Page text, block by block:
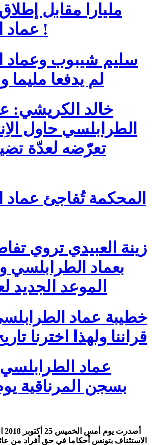
عماد الطرابلسي !
سليم شيبوب وعماد
لم يدفعا مليما
الطرابلسي حاول
تعرّضه لعدّة
المحكمة تُفاجئ
زينة العبيدي تروي
بعماد
الموعد الجديد
خطيبة عماد
قراننا ولهذا اخترنا تاريخ 20
عماد الطرابلسي
الاستئناف بتونس أحكاما في حق أفراد من